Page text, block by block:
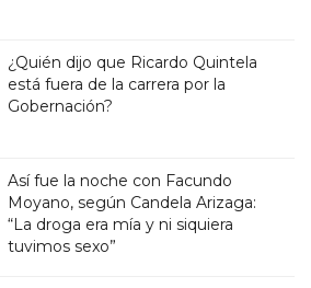
¿Quién dijo que Ricardo Quintela
está fuera de la carrera por la
Gobernación?
Así fue la noche con Facundo
Moyano, según Candela Arizaga:
“La droga era mía y ni siquiera
tuvimos sexo”